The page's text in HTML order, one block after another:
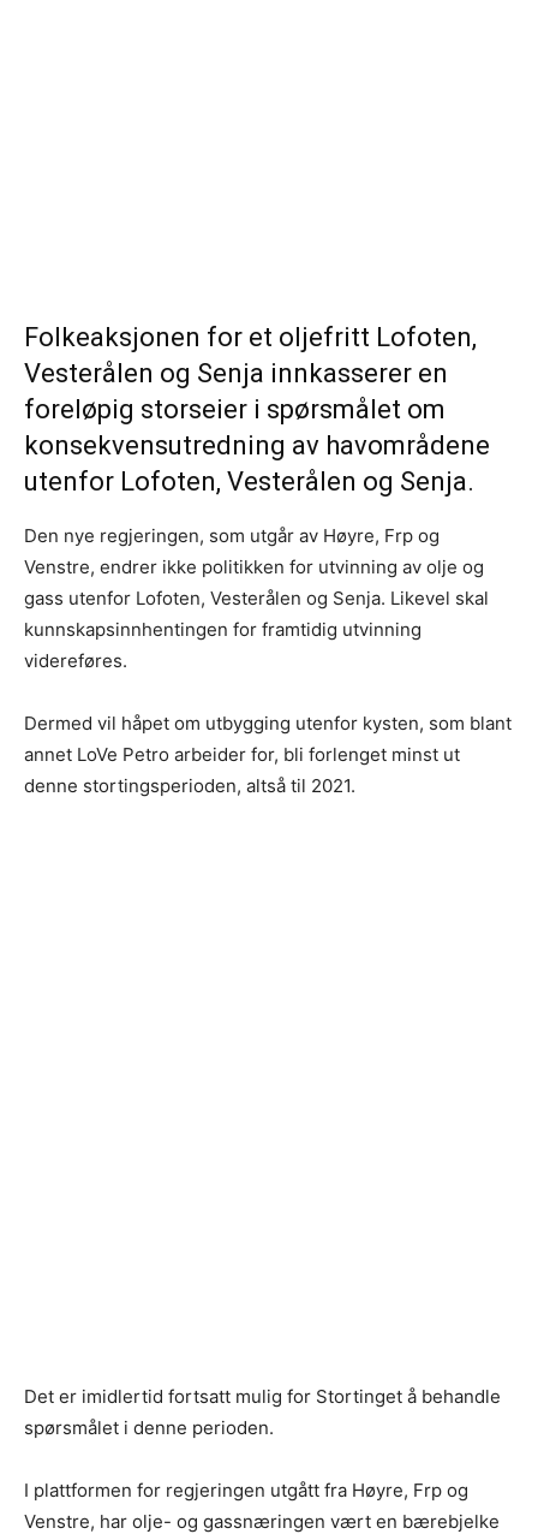
Folkeaksjonen for et oljefritt Lofoten,
Vesterålen og Senja innkasserer en
foreløpig storseier i spørsmålet om
konsekvensutredning av havområdene
utenfor Lofoten, Vesterålen og Senja.
Den nye regjeringen, som utgår av Høyre, Frp og
Venstre, endrer ikke politikken for utvinning av olje og
gass utenfor Lofoten, Vesterålen og Senja. Likevel skal
kunnskapsinnhentingen for framtidig utvinning
videreføres.
Dermed vil håpet om utbygging utenfor kysten, som blant
annet LoVe Petro arbeider for, bli forlenget minst ut
denne stortingsperioden, altså til 2021.
Det er imidlertid fortsatt mulig for Stortinget å behandle
spørsmålet i denne perioden.
I plattformen for regjeringen utgått fra Høyre, Frp og
Venstre, har olje- og gassnæringen vært en bærebjelke